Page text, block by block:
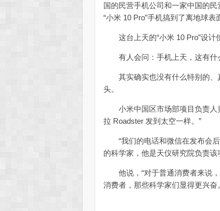
国的民营手机公司和一家中国的
“小米 10 Pro”手机搞到了离地球表
这台上天的“小米 10 Pro”设计
有人会问：手机上天，这有什
其实确实也没有什么特别的、
头。
小米中国区市场部项目负责人
拉 Roadster 发到太空一样。”
“我们的电话和微信在发布会后
的科学家，他是天仪研究院负责该
他说，“对于普通消费者来说，
消费者，那些科学家们显得更兴奋